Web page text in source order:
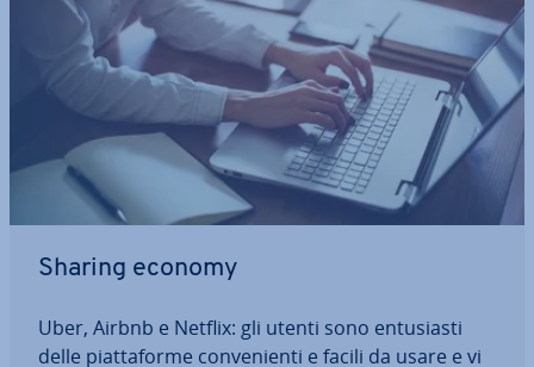
Sharing economy
Uber, Airbnb e Netflix: gli utenti sono en­tu­sia­sti
delle piat­ta­for­me con­ve­nien­ti e facili da usare e vi